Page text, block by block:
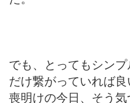
でも、とってもシン
だけ繋がっていれば良
喪明けの今日、そう